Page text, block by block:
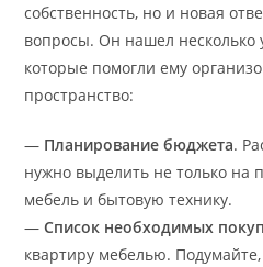
собственность, но и новая
вопросы. Он нашел несколько
которые помогли ему
пространство:
— Планирование бюджета.
нужно выделить не только на
мебель и бытовую технику.
—Список необходимых
квартиру мебелью.